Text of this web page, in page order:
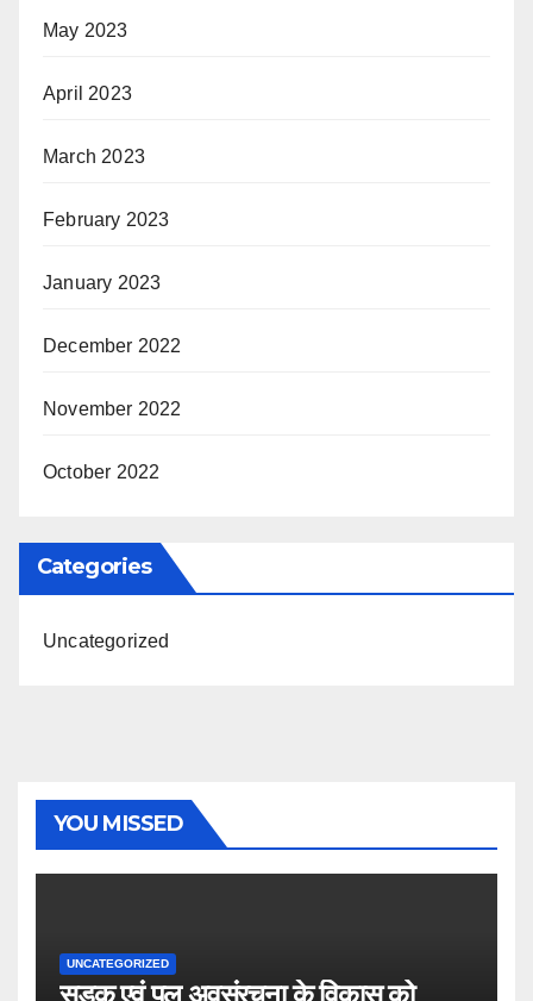
May 2023
April 2023
March 2023
February 2023
January 2023
December 2022
November 2022
October 2022
Categories
Uncategorized
YOU MISSED
UNCATEGORIZED